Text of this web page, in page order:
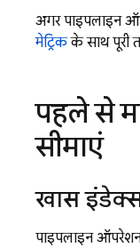
अगर पाइपलाइन
मेट्रिकके साथ पूरी
पहले से
सीमाएं
खास
पाइपलाइन